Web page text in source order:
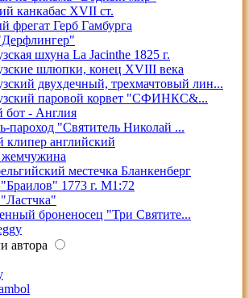
канкабас XVII ст.
фрегат Герб Гамбурга
шхуна La Jacinthe 1825 г.
шлюпки, конец XVIII века
двухдечный, трехмачтовый лин...
паровой корвет "СФИНКС&...
бот - Англия
пароход "Святитель Николай ...
клипер английский
жемчужина
местечка Бланкенберг
1773 г. М1:72
броненосец "Три Святите...
автора